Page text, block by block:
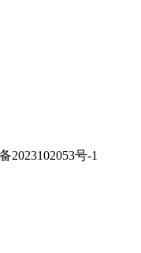
2023102053号-1